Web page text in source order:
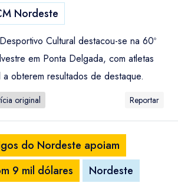
Nordeste
Cultural destacou-se na 60º
em Ponta Delgada, com atletas
obterem resultados de destaque.
original Reportar
do Nordeste apoiam
9 mil dólares
Nordeste